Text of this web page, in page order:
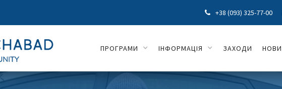
 +38 (093) 325-77-00
ПРОГРАМИ ІНФОРМАЦІЯ ЗАХОДИ